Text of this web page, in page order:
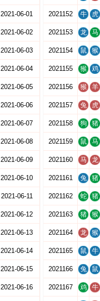
2021-06-01
2021-06-02
2021-06-03
2021-06-04
2021-06-05
2021-06-06
2021-06-07
2021-06-08
2021-06-09
2021-06-10
2021-06-11
2021-06-12
2021-06-13
2021-06-14
2021-06-15
2021-06-16
2021152 牛 虎
2021153 龙 马
2021154 鼠 猴
2021155 猴 鸡
2021156 猴 羊
2021157 兔 虎
2021158 狗 猪
2021159 鼠 马
2021160 马 龙
2021161 兔 猪
2021162 蛇 猪
2021163 猪 猴
2021164 龙 猴
2021165 鼠 牛
2021166 兔 鼠
2021167 鸡 牛